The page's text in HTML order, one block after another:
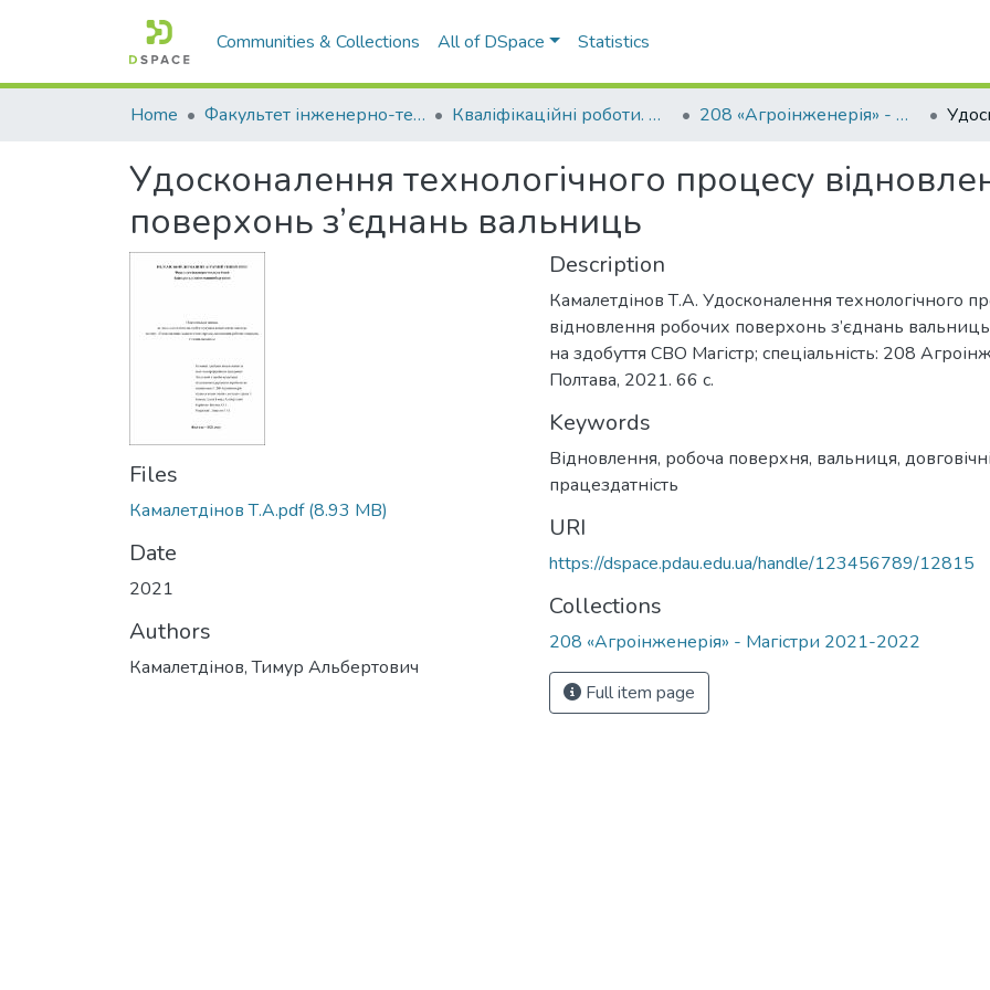
Communities & Collections All of DSpace Statistics
Home Факультет інженерно-технологічний Кваліфікаційні роботи. Факультет інженерно-технологічний 208 «Агроінженерія» - Магістри 2021-2022
Удосконалення технологічного процесу
поверхонь з’єднань вальниць
Files
Камалетдінов Т.А.pdf(8.93 MB)
Date
2021
Authors
Камалетдінов, Тимур Альбертович
Description
Камалетдінов Т.А. Удосконалення технологічного
відновлення робочих поверхонь з’єднань
на здобуття СВО Магістр; спеціальність: 208
Полтава, 2021. 66 с.
Keywords
Відновлення, робоча поверхня, вальниця,
працездатність
URI
https://dspace.pdau.edu.ua/handle/123456789/12815
Collections
208 «Агроінженерія» - Магістри 2021-2022
Full item page